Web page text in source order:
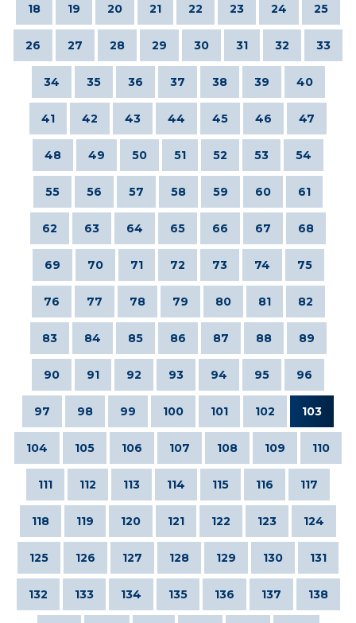
18 19 20 21 22 23 24 25
26 27 28 29 30 31 32 33
34 35 36 37 38 39 40
41 42 43 44 45 46 47
48 49 50 51 52 53 54
55 56 57 58 59 60 61
62 63 64 65 66 67 68
69 70 71 72 73 74 75
76 77 78 79 80 81 82
83 84 85 86 87 88 89
90 91 92 93 94 95 96
97 98 99 100 101 102 103
104 105 106 107 108 109 110
111 112 113 114 115 116 117
118 119 120 121 122 123 124
125 126 127 128 129 130 131
132 133 134 135 136 137 138